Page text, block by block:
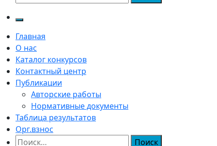
Главная
О нас
Каталог конкурсов
Контактный центр
Публикации
Авторские работы
Нормативные документы
Таблица результатов
Орг.взнос
Найти: